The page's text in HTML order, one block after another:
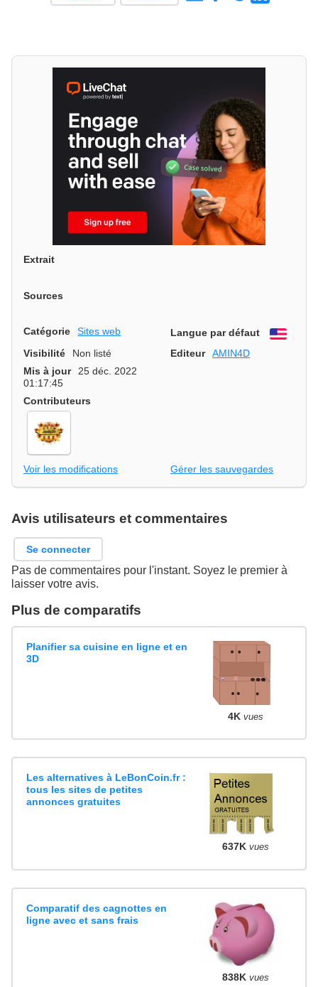
Extrait
Sources
Catégorie Sites web Langue par défaut
Visibilité
Non listé Editeur
AMIN4D
Mis à jour
25 déc. 2022
01:17:45
Contributeurs
Voir les modifications Gérer les sauvegardes
Avis utilisateurs et commentaires
Se connecter
Pas de commentaires pour l'instant. Soyez le premier à
laisser votre avis.
Plus de comparatifs
Planifier sa cuisine en ligne et en
3D
4K vues
Les alternatives à LeBonCoin.fr :
tous les sites de petites
annonces gratuites
637K vues
Comparatif des cagnottes en
ligne avec et sans frais
838K vues